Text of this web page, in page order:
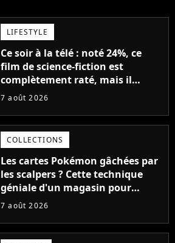
LIFESTYLE
Ce soir à la télé : noté 24%, ce
film de science-fiction est
complètement raté, mais il
aurait pu être encore pire à
7 août 2026
COLLECTIONS
Les cartes Pokémon gâchées par
les scalpers ? Cette technique
géniale d'un magasin pour
ruiner les revendeurs
7 août 2026